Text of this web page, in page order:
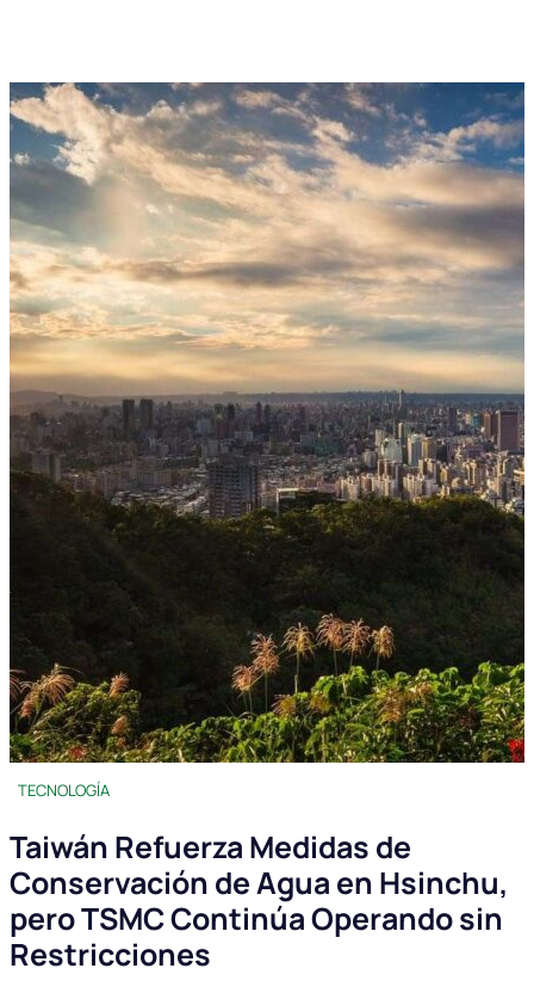
TECNOLOGÍA
Taiwán Refuerza Medidas de
Conservación de Agua en Hsinchu,
pero TSMC Continúa Operando sin
Restricciones